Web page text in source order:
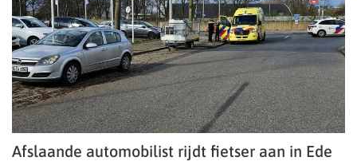
Afslaande automobilist rijdt fietser aan in Ede